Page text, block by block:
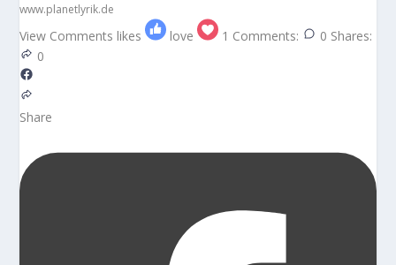
www.planetlyrik.de
View Comments likes love 1 Comments: 0 Shares:
0
Share